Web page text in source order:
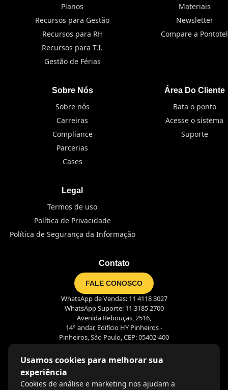
Planos
Recursos para Gestão
Recursos para RH
Recursos para T.I.
Gestão de Férias
Materiais
Newsletter
Compare a Pontotel
Sobre Nós
Sobre nós
Carreiras
Compliance
Parcerias
Cases
Área Do Cliente
Bata o ponto
Acesse o sistema
Suporte
Legal
Termos de uso
Política de Privacidade
Política de Segurança da Informação
Contato
FALE CONOSCO
WhatsApp de Vendas: 11 4118 3027
WhatsApp Suporte: 11 3185 2700
Avenida Rebouças, 2516,
14° andar, Edifício HY Pinheiros -
Pinheiros, São Paulo, CEP: 05402-400
Usamos cookies para melhorar sua
experiência
Cookies de análise e marketing nos ajudam a